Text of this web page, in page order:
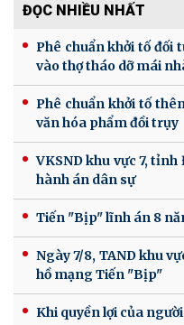
ĐỌC NHIỀU NHẤT
Phê chuẩn khởi tố đối
vào thợ tháo dỡ mái
Phê chuẩn khởi tố
văn hóa phẩm đồi trụy
VKSND khu vực 7,
hành án dân sự
Tiến "Bịp" lĩnh án 8
Ngày 7/8, TAND khu
hồ mạng Tiến "Bịp"
Khi quyền lợi của